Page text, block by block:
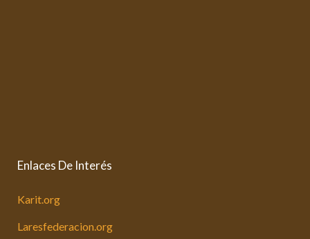
Enlaces De Interés
Karit.org
Laresfederacion.org